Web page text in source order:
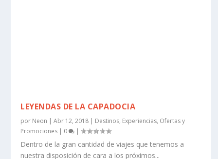
LEYENDAS DE LA CAPADOCIA
por Neon |Abr 12, 2018 | Destinos, Experiencias, Ofertas y
Promociones | 0 |
Dentro de la gran cantidad de viajes que tenemos a
nuestra disposición de cara a los próximos...